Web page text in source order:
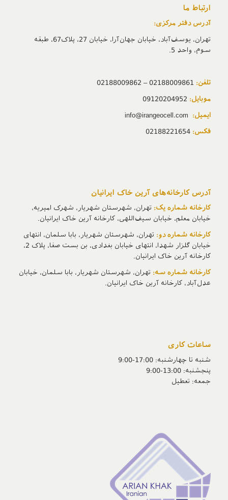
ارتباط ما
آدرس دفتر مرکزی:
تهران، یوسف‌آباد، خیابان جهان‌آرا، خیابان 27، پلاک67، طبقه
سوم، واحد 5.
تلفن: 02188009861 – 02188009862
موبایل:
ایمیل:
فکس: 02188221654
آدرس‌ کارخانه‌های آرین خاک ایرانیان
کارخانه شماره یک: تهران، شهرستان شهریار، شهرک امیریه،
خیابان معلم، خیابان سیف‌اللهی، کارخانه آرین خاک ایرانیان.
کارخانه شماره دو: تهران، شهرستان شهریار، بابا سلمان، انتهای
خیابان گلزار شهدا، انتهای خیابان بغدادی، بن بست صفا، پلاک 2،
کارخانه آرین خاک ایرانیان.
کارخانه شماره سه: تهران، شهرستان شهریار، بابا سلمان، خیابان
عدل‌آباد، کارخانه آرین خاک ایرانیان.
ساعات کاری
شنبه تا چهارشنبه: 17:00-9:00
پنجشنبه‌: 13:00-9:00
جمعه‌: تعطیل